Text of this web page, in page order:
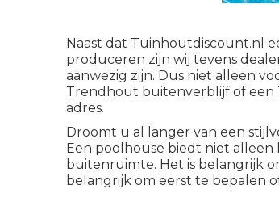
Naast dat Tuinhoutdiscount.nl
produceren zijn wij tevens
aanwezig zijn. Dus niet alleen
Trendhout buitenverblijf of een
adres.
Droomt u al langer van een
Een poolhouse biedt niet
buitenruimte. Het is belangrijk
belangrijk om eerst te bepalen